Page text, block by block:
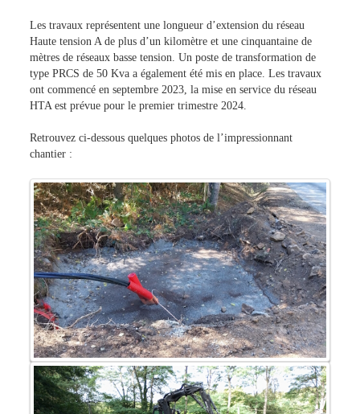
Les travaux représentent une longueur d’extension du réseau
Haute tension A de plus d’un kilomètre et une cinquantaine de
mètres de réseaux basse tension. Un poste de transformation de
type PRCS de 50 Kva a également été mis en place. Les travaux
ont commencé en septembre 2023, la mise en service du réseau
HTA est prévue pour le premier trimestre 2024.
Retrouvez ci-dessous quelques photos de l’impressionnant
chantier :